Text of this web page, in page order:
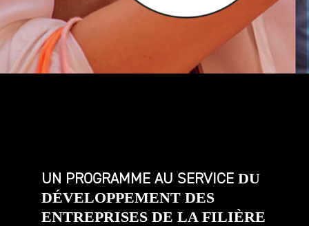
UN PROGRAMME AU SERVICE DU
DÉVELOPPEMENT DES
ENTREPRISES DE LA FILIÈRE